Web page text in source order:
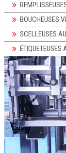
BOUCHEUSES
SCELLEUSES
ÉTIQUETEUSES